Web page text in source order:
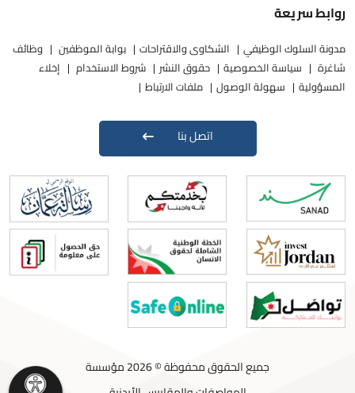
روابط سريعة
مدونة السلوك الوظيفي الشكاوى والاقتراحات بوابة الموظفين
وظائف
شاغرة
سياسة الخصوصية حقوق النشر شروط الاستخدام
إخلاء
المسؤولية
سهولة الوصول ملفات الارتباط
اتصل بنا
جميع الحقوق محفوظة © 2026 مؤسسة